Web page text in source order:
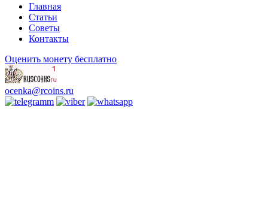
Главная
Статьи
Советы
Контакты
Оценить монету бесплатно
ocenka@rcoins.ru